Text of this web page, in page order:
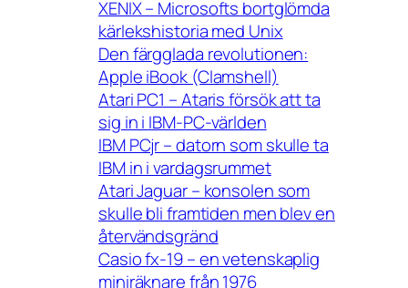
XENIX – Microsofts bortglömda
kärlekshistoria med Unix
Den färgglada revolutionen:
Apple iBook (Clamshell)
Atari PC1 – Ataris försök att ta
sig in i IBM-PC-världen
IBM PCjr – datorn som skulle ta
IBM in i vardagsrummet
Atari Jaguar – konsolen som
skulle bli framtiden men blev en
återvändsgränd
Casio fx-19 – en vetenskaplig
miniräknare från 1976